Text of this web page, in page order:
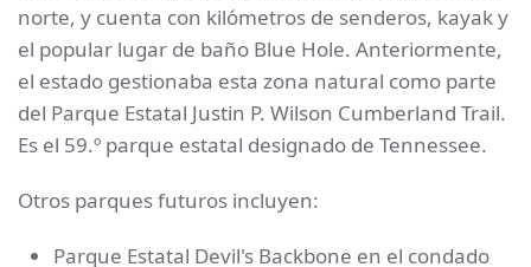
norte, y cuenta con kilómetros de senderos, kayak y
el popular lugar de baño Blue Hole. Anteriormente,
el estado gestionaba esta zona natural como parte
del Parque Estatal Justin P. Wilson Cumberland Trail.
Es el 59.º parque estatal designado de Tennessee.
Otros parques futuros incluyen:
Parque Estatal Devil's Backbone en el condado